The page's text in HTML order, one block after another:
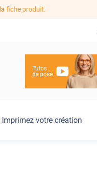
fiche produit.
Tutos
de pose
Imprimez votre création